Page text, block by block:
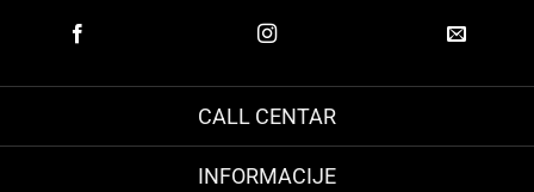
CALL CENTAR
INFORMACIJE